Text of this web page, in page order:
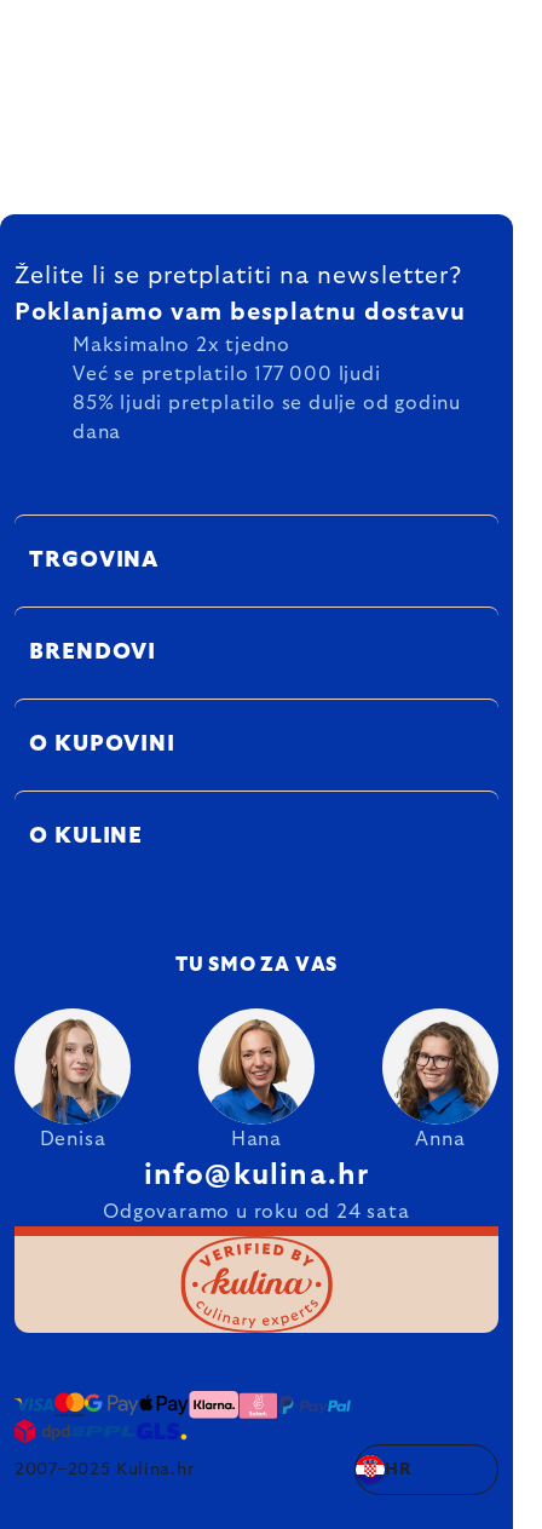
FOOTER
Želite li se pretplatiti na newsletter?
Poklanjamo vam besplatnu dostavu
Maksimalno 2x tjedno
Već se pretplatilo 177 000 ljudi
85% ljudi pretplatilo se dulje od godinu
dana
TRGOVINA
BRENDOVI
O KUPOVINI
O KULINE
TU SMO ZA VAS
Denisa Hana Anna
info@kulina.hr
Odgovaramo u roku od 24 sata
2007–2025 Kulina.hr HR